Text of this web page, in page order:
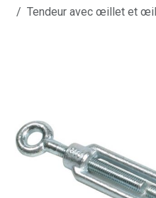
Tendeur avec œillet et